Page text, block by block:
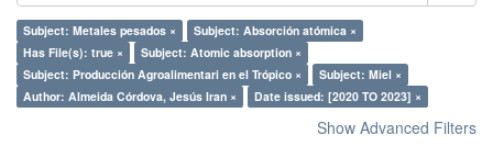
Subject: Metales pesados ×
Subject: Absorción atómica ×
Has File(s): true ×
Subject: Atomic absorption ×
Subject: Producción Agroalimentari en el Trópico ×
Subject: Miel ×
Author: Almeida Córdova, Jesús Iran ×
Date issued: [2020 TO 2023] ×
Show Advanced Filters